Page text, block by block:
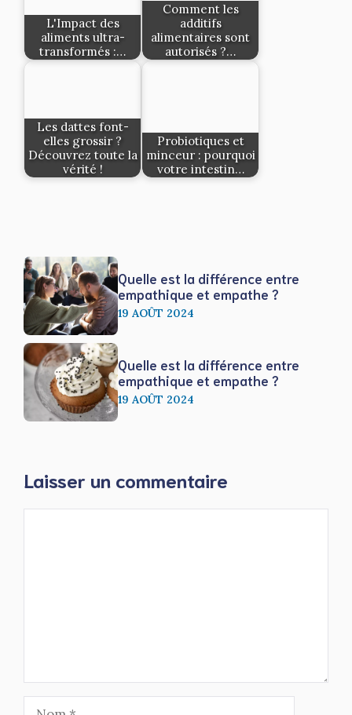
L'Impact des
aliments ultra-
transformés :…
Comment les
additifs
alimentaires sont
autorisés ?…
Les dattes font-
elles grossir ?
Découvrez toute la
vérité !
Probiotiques et
minceur : pourquoi
votre intestin…
Quelle est la différence entre
empathique et empathe ?
19 AOÛT 2024
Quelle est la différence entre
empathique et empathe ?
19 AOÛT 2024
Laisser un commentaire
Nom